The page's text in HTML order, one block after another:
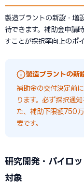
製造プラントの新設・増
待できます。補助金申請
すことが採択率向上のポイ
製造プラントの新
補助金の交付決定前
ります。必ず採択通
た、補助下限額750
要です。
研究開発・パイロ
対象